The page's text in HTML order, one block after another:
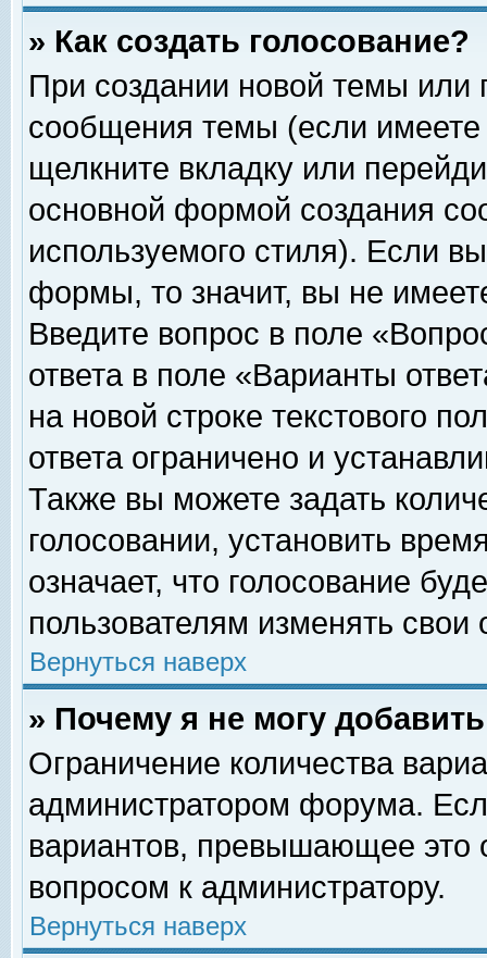
» Как создать голосование?
При создании новой темы или
сообщения темы (если
щелкните вкладку или
основной формой создания
используемого стиля). Если
формы, то значит, вы не
Введите вопрос в поле
ответа в поле «Варианты
на новой строке текстового
ответа ограничено и
Также вы можете задать
голосовании, установить
означает, что голосование
пользователям изменять свои
Вернуться наверх
» Почему я не могу
Ограничение количества
администратором форума.
вариантов, превышающее это
вопросом к администратору.
Вернуться наверх